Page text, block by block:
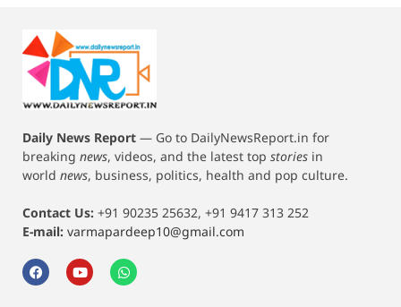
Daily News Report — Go to DailyNewsReport.in for
breaking news, videos, and the latest top stories in
world news, business, politics, health and pop culture.
Contact Us: +91 90235 25632, +91 9417 313 252
E-mail: varmapardeep10@gmail.com